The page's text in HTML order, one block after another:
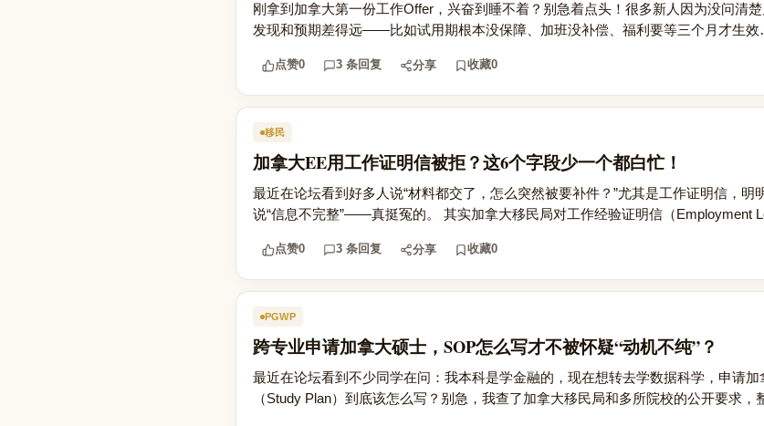
刚拿到加拿大第一份工作Offer，兴奋到睡不着？别急着点头！很多新人因为没问清
发现和预期差得远——比如试用期根本没保障、加班没补偿、福利要等三个月才生
点赞0 3 条回复 分享 收藏0
移民
加拿大EE用工作证明信被拒？这6个字段少一个都白忙！
最近在论坛看到好多人说“材料都交了，怎么突然被要补件？”尤其是工作证明信，明
说“信息不完整”——真挺冤的。 其实加拿大移民局对工作经验证明信（Employment
点赞0 3 条回复 分享 收藏0
PGWP
跨专业申请加拿大硕士，SOP怎么写才不被怀疑“动机不纯”？
最近在论坛看到不少同学在问：我本科是学金融的，现在想转去学数据科学，申请加
（Study Plan）到底该怎么写？别急，我查了加拿大移民局和多所院校的公开要求，